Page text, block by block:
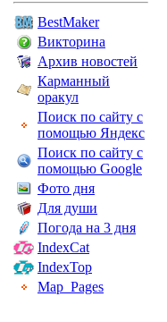
BestMaker
Викторина
Архив новостей
Карманный
оракул
Поиск по сайту с
помощью Яндекс
Поиск по сайту с
помощью Google
Фото дня
Для души
Погода на 3 дня
IndexCat
IndexTop
Map_Pages